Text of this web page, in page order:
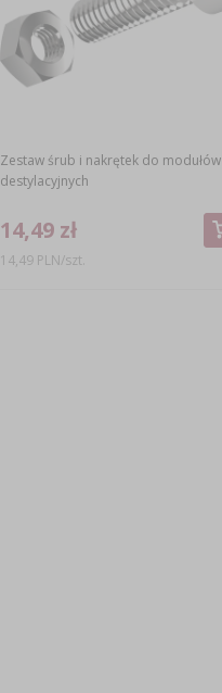
Zestaw śrub i nakrętek do modułów
destylacyjnych
14,49 zł
14,49 PLN/szt.